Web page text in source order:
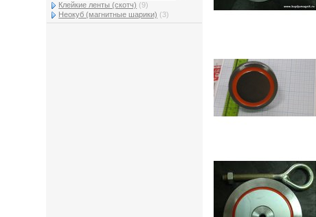
Клейкие ленты (скотч) (9)
Неокуб (магнитные шарики) (3)